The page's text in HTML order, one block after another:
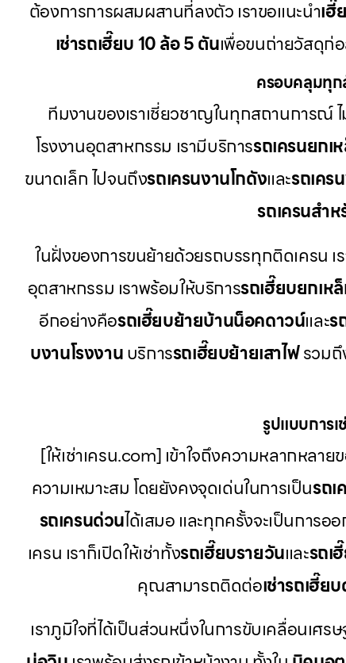
ต้องการการผสมผสานที่ลงตัว เราขอแนะนำเฮี๊
เช่ารถเฮี๊ยบ 10 ล้อ 5 ตันเพื่อขนถ่ายวัสดุก่อ
ครอบคลุมทุก
ทีมงานของเราเชี่ยวชาญในทุกสถานการณ์ ไ
โรงงานอุตสาหกรรม เรามีบริการรถเครนยกเ
ขนาดเล็ก ไปจนถึงรถเครนงานโกดังและรถเคร
รถเครนสำ
ในฝั่งของการขนย้ายด้วยรถบรรทุกติดเครน เ
อุตสาหกรรม เราพร้อมให้บริการรถเฮี๊ยบยกเห
อีกอย่างคือรถเฮี๊ยบย้ายบ้านน็อคดาวน์และร
บงานโรงงานบริการรถเฮี๊ยบย้ายเสาไฟรวมถึ
รูปแบบการ
[ให้เช่าเครน.com] เข้าใจถึงความหลากหลา
ความเหมาะสม โดยยังคงจุดเด่นในการเป็นรถเ
รถเครนด่วนได้เสมอ และทุกครั้งจะเป็นการ
เครน เราก็เปิดให้เช่าทั้งรถเฮี๊ยบรายวันและรถเ
คุณสามารถติดต่อเช่ารถเฮี๊ย
เราภูมิใจที่ได้เป็นส่วนหนึ่งในการขับเคลื่อนเศร